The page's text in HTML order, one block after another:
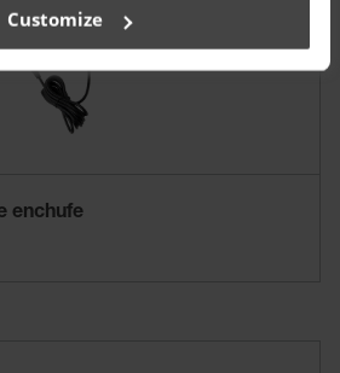
Customize
enchufe